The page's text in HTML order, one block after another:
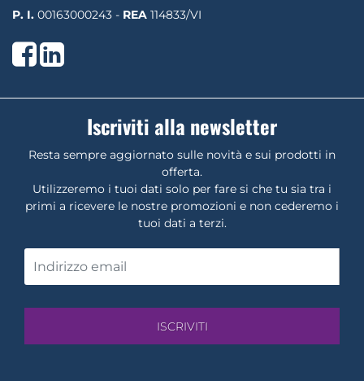
P. I. 00163000243 - REA 114833/VI
Facebook
LinkedIn
Iscriviti alla newsletter
Resta sempre aggiornato sulle novità e sui prodotti in
offerta.
Utilizzeremo i tuoi dati solo per fare si che tu sia tra i
primi a ricevere le nostre promozioni e non cederemo i
tuoi dati a terzi.